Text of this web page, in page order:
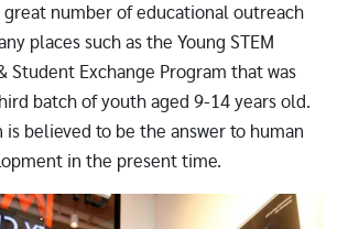
great number of educational outreach
places such as the Young STEM
Student Exchange Program that was
batch of youth aged 9-14 years old.
is believed to be the answer to human
in the present time.